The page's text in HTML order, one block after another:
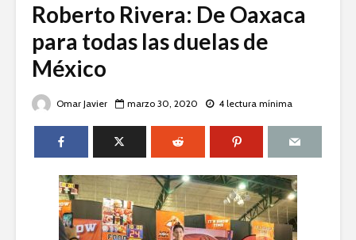
Roberto Rivera: De Oaxaca
para todas las duelas de
México
Omar Javier marzo 30, 2020 4 lectura mínima